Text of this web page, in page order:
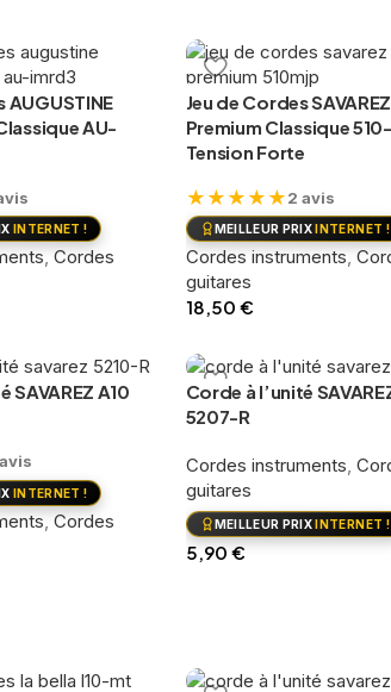
AUGUSTINE
AU-
INTERNET !
, Cordes
Jeu de Cordes
Premium Classique
Tension Forte
★ ★ ★ ★ ★2 avis
MEILLEUR PRIXINTERNET !
Cordes instruments,
guitares
18,50 €
SAVAREZ A10
INTERNET !
, Cordes
Corde à l’unité
5207-R
Cordes instruments,
guitares
MEILLEUR PRIXINTERNET !
5,90 €